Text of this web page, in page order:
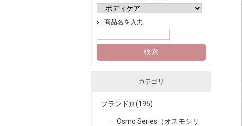
商品名を入力
カテゴリ
ブランド別(195)
Osmo Series（オスモシリ